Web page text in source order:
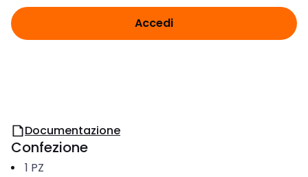
Accedi
Documentazione
Confezione
1 PZ